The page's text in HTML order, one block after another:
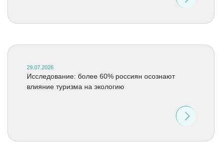
29.07.2026
Исследование: более 60% россиян осознают
влияние туризма на экологию